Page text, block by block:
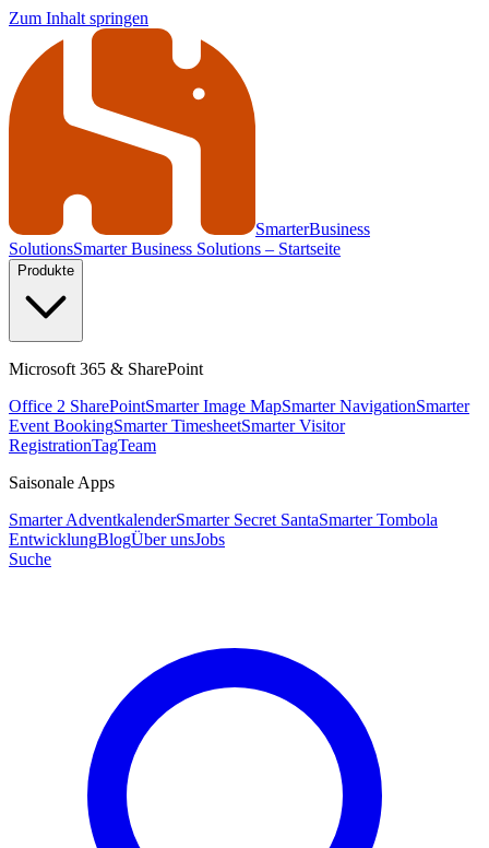
Zum Inhalt springen
SmarterBusiness
SolutionsSmarter Business Solutions – Startseite
Produkte
Microsoft 365 & SharePoint
Office 2 SharePointSmarter Image MapSmarter NavigationSmarter
Event BookingSmarter TimesheetSmarter Visitor
RegistrationTagTeam
Saisonale Apps
Smarter AdventkalenderSmarter Secret SantaSmarter Tombola
EntwicklungBlogÜber unsJobs
Suche